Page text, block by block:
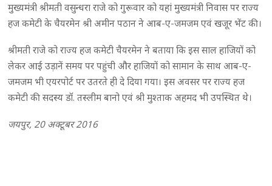
मुख्यमंत्री श्रीमती वसुन्धरा राजे को गुरूवार को यहां मुख्यमंत्री निवास पर राज्य
हज कमेटी के चैयरमेन श्री अमीन पठान ने आब-ए-जमजम एवं खजूर भेंट की।
श्रीमती राजे को राज्य हज कमेटी चैयरमेन ने बताया कि इस साल हाजियों को
लेकर आई उड़ानें समय पर पहुंची और हाजियों को सामान के साथ आब-ए-
जमजम भी एयरपोर्ट पर उतरते ही दे दिया गया। इस अवसर पर राज्य हज
कमेटी की सदस्य डॉ. तस्लीम बानो एवं श्री मुश्ताक अहमद भी उपस्थित थे।
जयपुर, 20 अक्टूबर 2016